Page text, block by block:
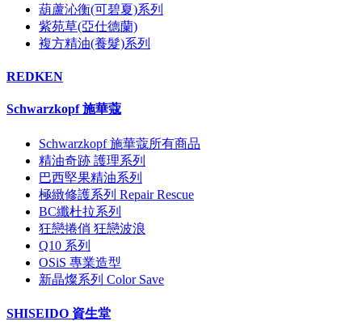
葫蘆沁衡(可碧夏)系列
紫苑草(亞仕德蘭)
複方精油(養髮)系列
REDKEN
Schwarzkopf 施華蔻
Schwarzkopf 施華蔻所有商品
精油奇跡 護理系列
巴西堅果精油系列
極緻修護系列 Repair Rescue
BC纖杜拉系列
狂戀捲俏 狂戀波浪
Q10 系列
OSiS 專業造型
新晶燦系列 Color Save
SHISEIDO 資生堂